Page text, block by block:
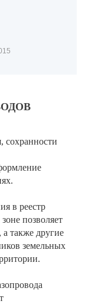
сохранности
в реестр
позволяет
а также другие
земельных